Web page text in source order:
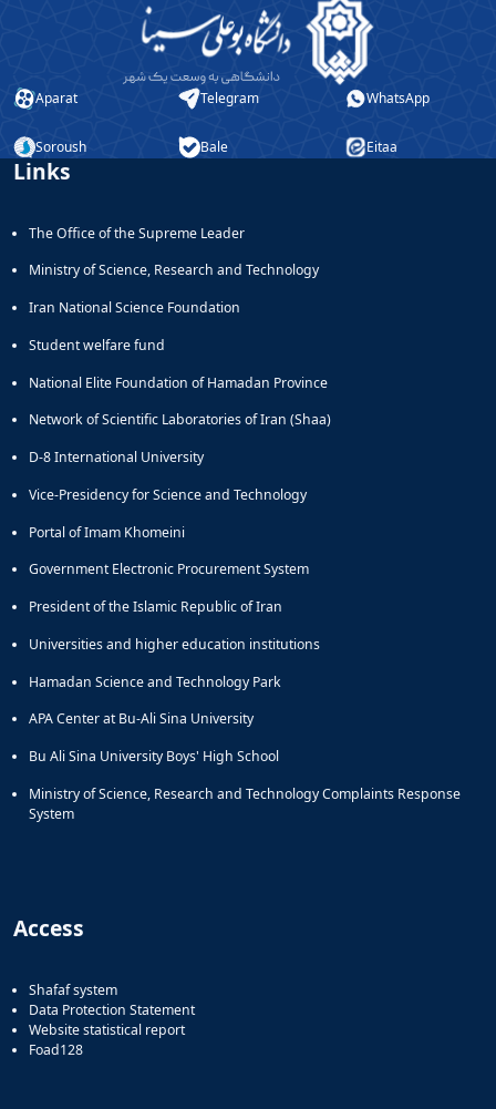
Aparat Telegram WhatsApp
Soroush Bale Eitaa
Links
The Office of the Supreme Leader
Ministry of Science, Research and Technology
Iran National Science Foundation
Student welfare fund
National Elite Foundation of Hamadan Province
Network of Scientific Laboratories of Iran (Shaa)
D-8 International University
Vice-Presidency for Science and Technology
Portal of Imam Khomeini
Government Electronic Procurement System
President of the Islamic Republic of Iran
Universities and higher education institutions
Hamadan Science and Technology Park
APA Center at Bu-Ali Sina University
Bu Ali Sina University Boys' High School
Ministry of Science, Research and Technology Complaints Response
System
Access
Shafaf system
Data Protection Statement
Website statistical report
Foad128